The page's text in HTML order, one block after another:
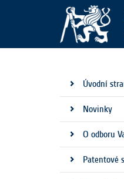
Úvodní
Novinky
O odboru
Patentové